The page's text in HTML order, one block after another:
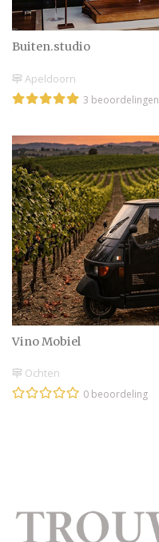
Buiten.studio
Apeldoorn
3 beoordelingen
Vino Mobiel
Ochten
0 beoordeling